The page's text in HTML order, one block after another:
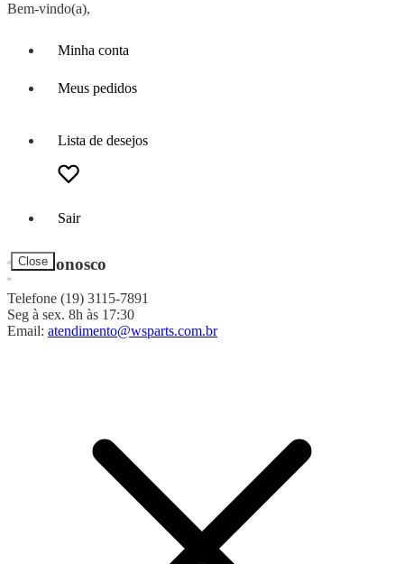
Bem-vindo(a),
Minha conta
Meus pedidos
Lista de desejos
Sair
Close
Fale Conosco
Telefone (19) 3115-7891
Seg à sex. 8h às 17:30
Email: atendimento@wsparts.com.br